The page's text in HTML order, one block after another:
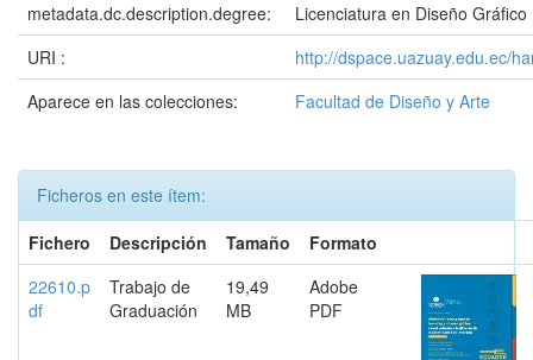
metadata.dc.description.degree:
Licenciatura en Diseño Gráfico
URI :
http://dspace.uazuay.edu.ec/
Aparece en las colecciones:
Facultad de Diseño y Arte
Ficheros en este ítem:
Fichero
Descripción Tamaño
Formato
22610.p
df
Trabajo de
Graduación
19,49
MB
Adobe
PDF